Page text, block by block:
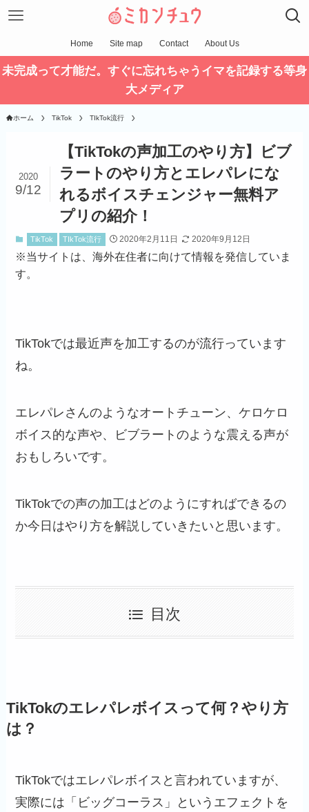
Home Site map Contact About Us
未完成って才能だ。すぐに忘れちゃうイマを記録する等身
大メディア
ホーム TikTok TIkTok流行
【TikTokの声加工のやり方】ビブ
ラートのやり方とエレパレにな
れるボイスチェンジャー無料ア
プリの紹介！
2020
9/12
TikTok TIkTok流行 2020年2月11日 2020年9月12日
※当サイトは、海外在住者に向けて情報を発信していま
す。
TikTokでは最近声を加工するのが流行っています
ね。
エレパレさんのようなオートチューン、ケロケロ
ボイス的な声や、ビブラートのような震える声が
おもしろいです。
TikTokでの声の加工はどのようにすればできるの
か今日はやり方を解説していきたいと思います。
目次
TikTokのエレパレボイスって何？やり方
は？
TikTokではエレパレボイスと言われていますが、
実際には「ビッグコーラス」というエフェクトを